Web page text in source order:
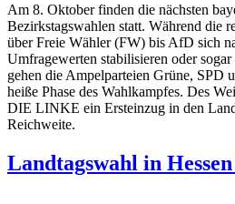
Am 8. Oktober finden die nächsten
Bezirkstagswahlen statt. Während die
über Freie Wähler (FW) bis AfD sich
Umfragewerten stabilisieren oder
gehen die Ampelparteien Grüne, SPD
heiße Phase des Wahlkampfes. Des
DIE LINKE ein Ersteinzug in den
Reichweite.
Landtagswahl in